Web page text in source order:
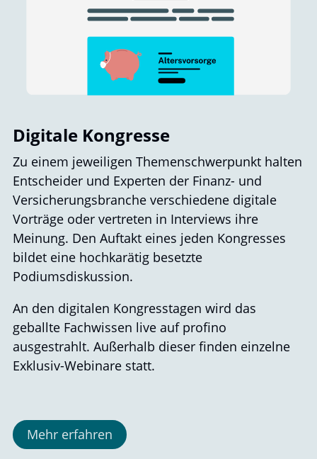
Digitale Kongresse
Zu einem jeweiligen Themenschwerpunkt halten
Entscheider und Experten der Finanz- und
Versicherungsbranche verschiedene digitale
Vorträge oder vertreten in Interviews ihre
Meinung. Den Auftakt eines jeden Kongresses
bildet eine hochkarätig besetzte
Podiumsdiskussion.
An den digitalen Kongresstagen wird das
geballte Fachwissen live auf profino
ausgestrahlt. Außerhalb dieser finden einzelne
Exklusiv-Webinare statt.
Mehr erfahren